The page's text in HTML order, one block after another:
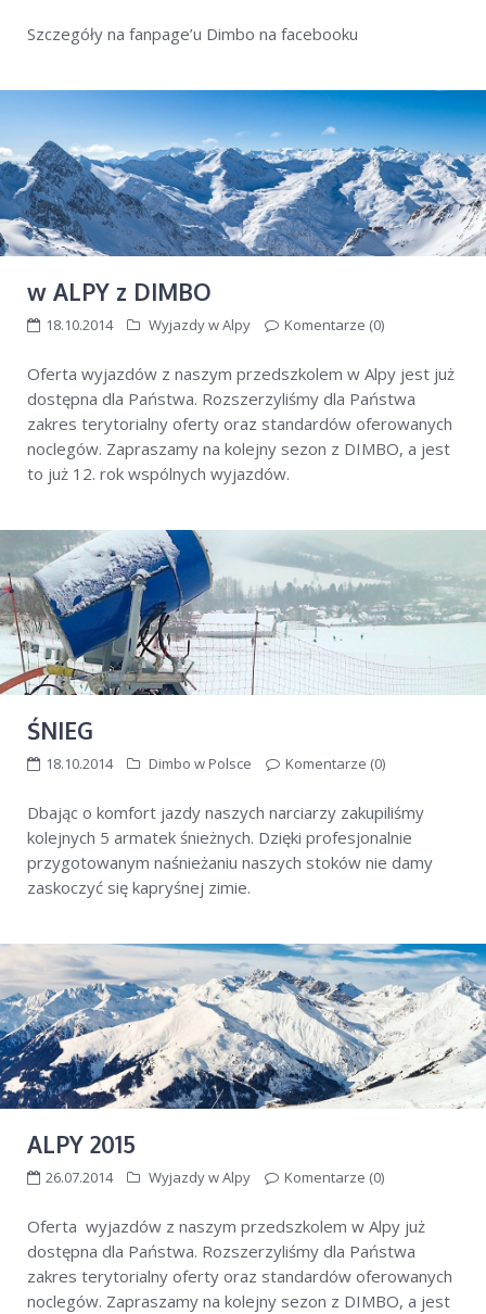
październik 2014
lipiec 2014
luty 2014
grudzień 2012
październik 2012
wrzesień 2012
sierpień 2012
Dimbo dimbo śnieży
Narty
Przedszkole narciarskie
przedszkole sztuczne naśnieżanie
rossignol
Szczegóły na fanpage’u Dimbo na facebooku
w ALPY z DIMBO
18.10.2014 Wyjazdy w Alpy Komentarze (0)
Oferta wyjazdów z naszym przedszkolem w Alpy jest już
dostępna dla Państwa. Rozszerzyliśmy dla Państwa
zakres terytorialny oferty oraz standardów oferowanych
noclegów. Zapraszamy na kolejny sezon z DIMBO, a jest
to już 12. rok wspólnych wyjazdów.
ŚNIEG
18.10.2014 Dimbo w Polsce Komentarze (0)
Dbając o komfort jazdy naszych narciarzy zakupiliśmy
kolejnych 5 armatek śnieżnych. Dzięki profesjonalnie
przygotowanym naśnieżaniu naszych stoków nie damy
zaskoczyć się kapryśnej zimie.
ALPY 2015
26.07.2014 Wyjazdy w Alpy Komentarze (0)
Oferta wyjazdów z naszym przedszkolem w Alpy już
dostępna dla Państwa. Rozszerzyliśmy dla Państwa
zakres terytorialny oferty oraz standardów oferowanych
noclegów. Zapraszamy na kolejny sezon z DIMBO, a jest